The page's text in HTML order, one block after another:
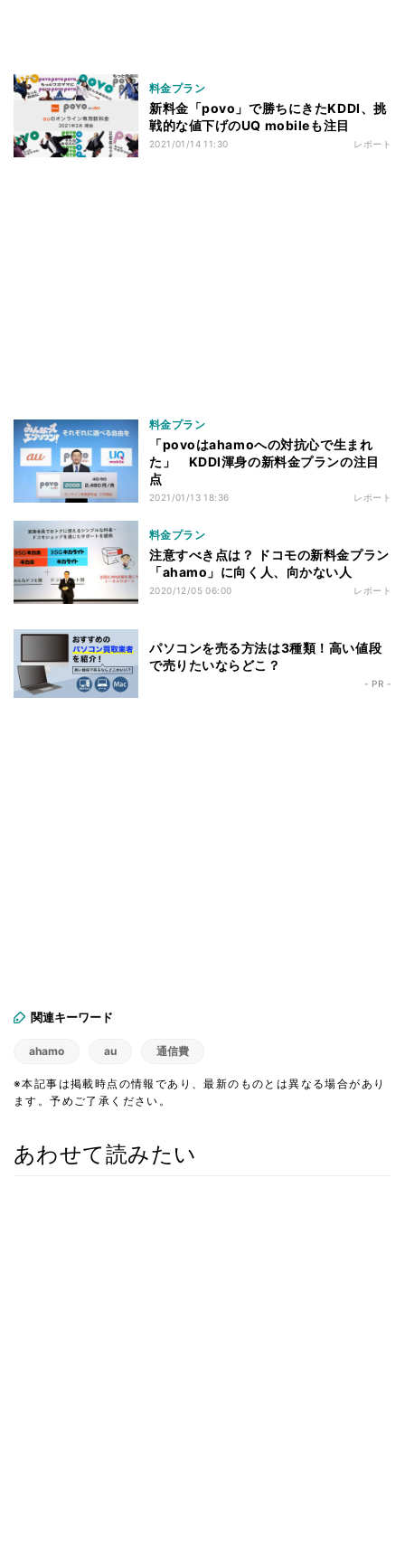
料金プラン
新料金「povo」で勝ちにきたKDDI、挑
戦的な値下げのUQ mobileも注目
2021/01/14 11:30 レポート
料金プラン
「povoはahamoへの対抗心で生まれ
た」 KDDI渾身の新料金プランの注目
点
2021/01/13 18:36 レポート
料金プラン
注意すべき点は？ ドコモの新料金プラン
「ahamo」に向く人、向かない人
2020/12/05 06:00 レポート
パソコンを売る方法は3種類！高い値段
で売りたいならどこ？
- PR -
関連キーワード
ahamo au 通信費
※本記事は掲載時点の情報であり、最新のものとは異なる場合があり
ます。予めご了承ください。
あわせて読みたい